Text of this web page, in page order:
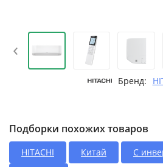
‹
Бренд:
Подборки похожих товаров
HITACHI Китай С